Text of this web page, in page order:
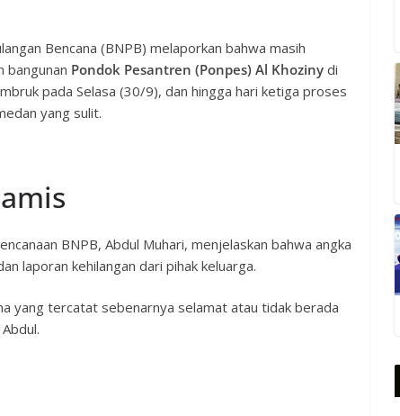
Bencana (BNPB) melaporkan bahwa masih
bangunan Pondok Pesantren (Ponpes) Al Khoziny di
pada Selasa (30/9), dan hingga hari ketiga proses
yang sulit.
BNPB, Abdul Muhari, menjelaskan bahwa angka
laporan kehilangan dari pihak keluarga.
yang tercatat sebenarnya selamat atau tidak berada